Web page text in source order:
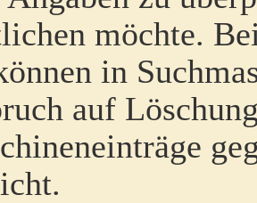
möchte.
in
auf